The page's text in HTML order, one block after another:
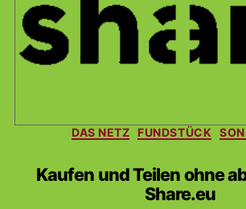
DAS NETZ FUNDSTÜCK
Kaufen und Teilen ohne
Share.eu